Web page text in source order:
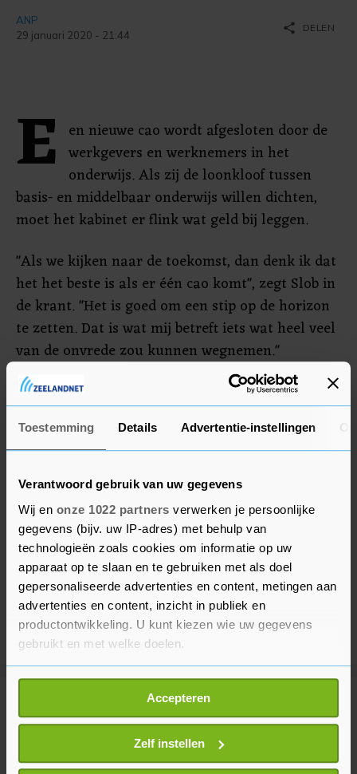
Toestemming Details Advertentie-instellingen
Verantwoord gebruik van uw gegevens
Wij en onze 1022 partners verwerken je persoonlijke
gegevens (bijv. uw IP-adres) met behulp van
technologieën zoals cookies om informatie op uw
apparaat op te slaan en te gebruiken met als doel
gepersonaliseerde advertenties en content, metingen aan
advertenties en content, inzicht in publiek en
productontwikkeling. U kunt kiezen wie uw gegevens
gebruikt en met welke doelen.
Als u het toestaat, willen we ook graag:
Informatie verzamelen over uw geografische
locatie, die tot een paar meter nauwkeurig kan zijn
Uw apparaat identificeren door het actief te
scannen op specifieke eigenschappen (fingerprinting)
Accepteren
Zelf instellen
ANP
29 januari 2020 - 21:44
share DELEN
E en nieuwe cao wordt afgesloten door de
werkgevers en werknemers in het
onderwijs. Als zij de loonkloof tussen
basis- en middelbaar onderwijs willen dichten,
moet het kabinet er flink wat geld bij leggen.
"Als we kijken naar de toekomst, dan denk ik dat
het het beste is als er één cao komt", zegt Slob in
de krant. "Het is goed om een stip op de horizon
te zetten. Dat is wat mij betreft iets wat heel veel
van de onvrede zou kunnen wegnemen."
Paul hield besluit loon